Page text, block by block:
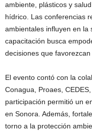
ambiente, plásticos y
hídrico. Las conferencias
ambientales influyen en la
capacitación busca
decisiones que
El evento contó con la
Conagua, Proaes,
participación permitió un
en Sonora. Además,
torno a la protección